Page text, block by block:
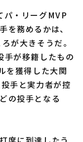
・リーグMVP
を務めるかは、
が大きそうだ。
手が移籍したもの
を獲得した大関
手と実力者が控
の投手となる